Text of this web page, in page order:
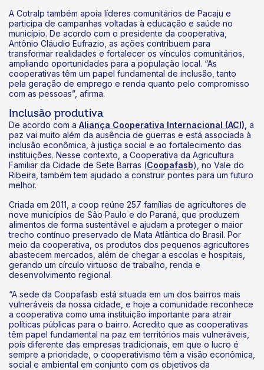
A Cotralp também apoia líderes comunitários de Pacaju e
participa de campanhas voltadas à educação e saúde no
município. De acordo com o presidente da cooperativa,
Antônio Cláudio Eufrazio, as ações contribuem para
transformar realidades e fortalecer os vínculos comunitários,
ampliando oportunidades para a população local. “As
cooperativas têm um papel fundamental de inclusão, tanto
pela geração de emprego e renda quanto pelo compromisso
com as pessoas”, afirma.
Inclusão produtiva
De acordo com a Aliança Cooperativa Internacional (ACI) , a
paz vai muito além da ausência de guerras e está associada à
inclusão econômica, à justiça social e ao fortalecimento das
instituições. Nesse contexto, a Cooperativa da Agricultura
Familiar da Cidade de Sete Barras (Coopafasb), no Vale do
Ribeira, também tem ajudado a construir pontes para um futuro
melhor.
Criada em 2011, a coop reúne 257 famílias de agricultores de
nove municípios de São Paulo e do Paraná, que produzem
alimentos de forma sustentável e ajudam a proteger o maior
trecho contínuo preservado de Mata Atlântica do Brasil. Por
meio da cooperativa, os produtos dos pequenos agricultores
abastecem mercados, além de chegar a escolas e hospitais,
gerando um círculo virtuoso de trabalho, renda e
desenvolvimento regional.
“A sede da Coopafasb está situada em um dos bairros mais
vulneráveis da nossa cidade, e hoje a comunidade reconhece
a cooperativa como uma instituição importante para atrair
políticas públicas para o bairro. Acredito que as cooperativas
têm papel fundamental na paz em territórios mais vulneráveis,
pois diferente das empresas tradicionais, em que o lucro é
sempre a prioridade, o cooperativismo têm a visão econômica,
social e ambiental em conjunto com os objetivos da